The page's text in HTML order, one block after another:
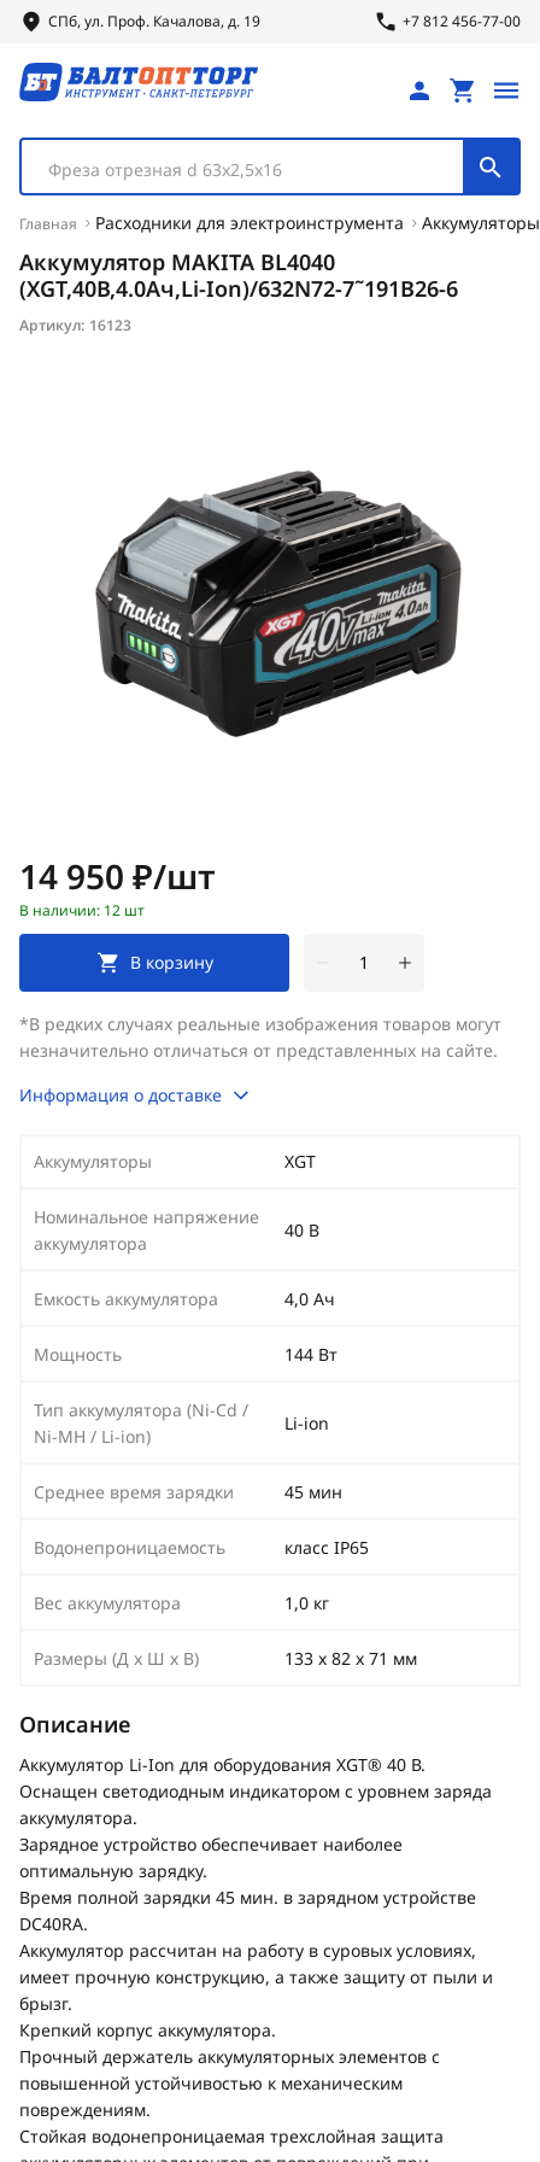
СПб, ул. Проф. Качалова, д. 19 +7 812 456-77-00
Фреза отрезная d 63х2,5х16
Главная Расходники для электроинструмента
Аккумулятор MAKITA BL4040
(XGT,40В,4.0Ач,Li-Ion)/632N72-7˜191B26-6
Артикул: 16123
Цена:
14 950 ₽/шт
В наличии: 12 шт
В корзину
*В редких случаях реальные изображения товаров могут
незначительно отличаться от представленных на сайте.
Информация о доставке
Аккумуляторы XGT
Номинальное напряжение
аккумулятора
40 В
Емкость аккумулятора 4,0 Ач
Мощность 144 Вт
Тип аккумулятора (Ni-Cd /
Ni-MH / Li-ion)
Li-ion
Среднее время зарядки 45 мин
Водонепроницаемость класс IP65
Вес аккумулятора 1,0 кг
Размеры (Д х Ш х В) 133 x 82 x 71 мм
Описание
Аккумулятор Li-Ion для оборудования XGT® 40 В.
Оснащен светодиодным индикатором с уровнем заряда
аккумулятора.
Зарядное устройство обеспечивает наиболее
оптимальную зарядку.
Время полной зарядки 45 мин. в зарядном устройстве
DC40RA.
Аккумулятор рассчитан на работу в суровых условиях,
имеет прочную конструкцию, а также защиту от пыли и
брызг.
Крепкий корпус аккумулятора.
Прочный держатель аккумуляторных элементов с
повышенной устойчивостью к механическим
повреждениям.
Стойкая водонепроницаемая трехслойная защита